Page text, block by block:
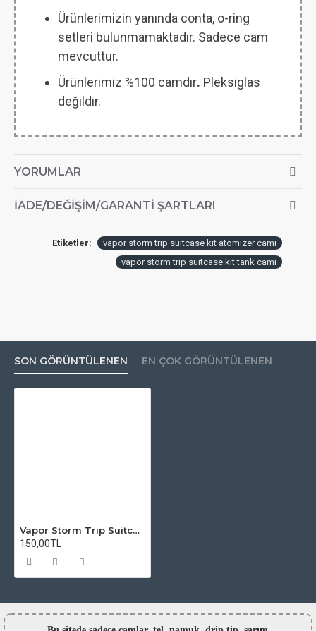
Ürünlerimizin yanında conta, o-ring
setleri bulunmamaktadır. Sadece cam
mevcuttur.
Ürünlerimiz %100 camdır. Pleksiglas
değildir.
YORUMLAR
İADE/DEĞIŞIM/GARANTI ŞARTLARI
Etiketler:
vapor storm trip suitcase kit atomizer camı
vapor storm trip suitcase kit tank camı
SON GÖRÜNTÜLENEN EN ÇOK GÖRÜNTÜLENEN
Vapor Storm Trip Suitcase Kit Atomizer Camı
150,00TL